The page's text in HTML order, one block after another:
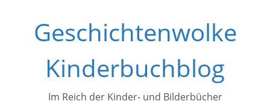
springenGeschichtenwolke
Kinderbuchblog
Im Reich der Kinder- und Bilderbücher